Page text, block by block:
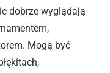
dobrze wyglądają
Mogą być